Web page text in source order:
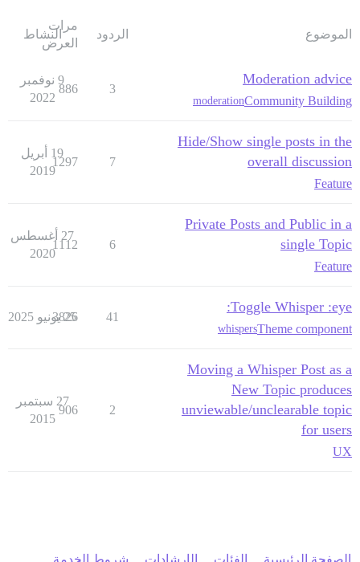
الموضوع الردود
مرات
العرض
النشاط
Moderation advice
Community Building
moderation
3
886
9 نوفمبر
2022
Hide/Show single posts in the
overall discussion
Feature
7
1297
19 أبريل
2019
Private Posts and Public in a
single Topic
Feature
6
1112
27 أغسطس
2020
Toggle Whisper :eye:
Theme component
whispers
41
3826
25 يونيو 2025
Moving a Whisper Post as a
New Topic produces
unviewable/unclearable topic
for users
UX
2
906
27 سبتمبر
2015
الصفحة الرئيسية الفئات الإرشادات شروط الخدمة